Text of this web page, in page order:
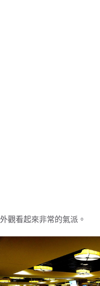
外觀看起來非常的氣派。